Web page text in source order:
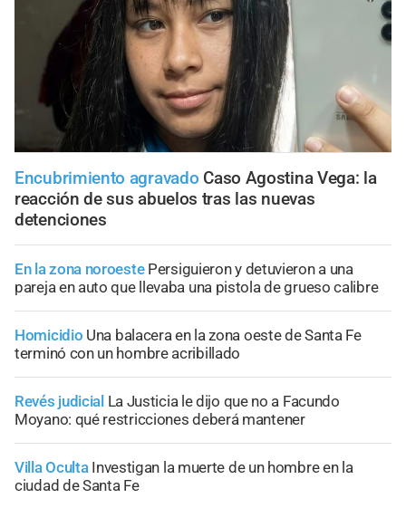
Encubrimiento agravado Caso Agostina Vega: la
reacción de sus abuelos tras las nuevas
detenciones
En la zona noroeste Persiguieron y detuvieron a una
pareja en auto que llevaba una pistola de grueso calibre
Homicidio Una balacera en la zona oeste de Santa Fe
terminó con un hombre acribillado
Revés judicial La Justicia le dijo que no a Facundo
Moyano: qué restricciones deberá mantener
Villa Oculta Investigan la muerte de un hombre en la
ciudad de Santa Fe